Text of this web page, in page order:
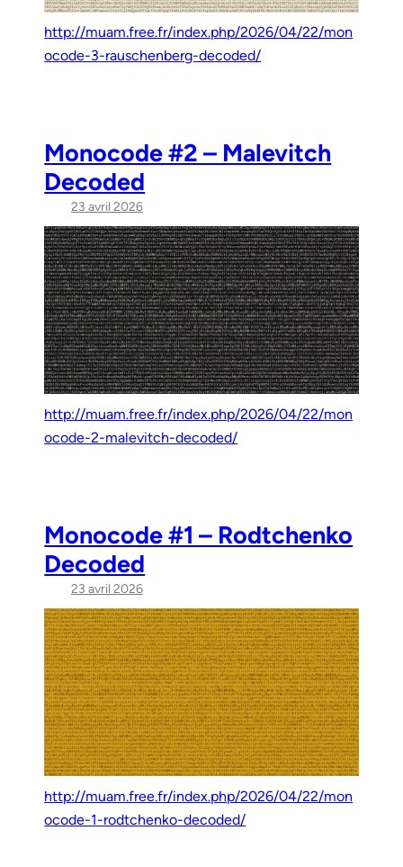
http://muam.free.fr/index.php/2026/04/22/mon
ocode-3-rauschenberg-decoded/
Monocode #2 – Malevitch
Decoded
23 avril 2026
http://muam.free.fr/index.php/2026/04/22/mon
ocode-2-malevitch-decoded/
Monocode #1 – Rodtchenko
Decoded
23 avril 2026
http://muam.free.fr/index.php/2026/04/22/mon
ocode-1-rodtchenko-decoded/